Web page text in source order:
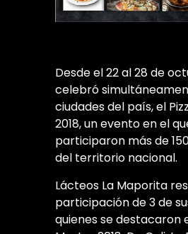
Desde el 22 al 28 de
celebró
ciudades del país, el
2018, un evento en el
participaron más de
del territorio nacional.
Lácteos La Maporita
participación de 3 de
quienes se destacaron